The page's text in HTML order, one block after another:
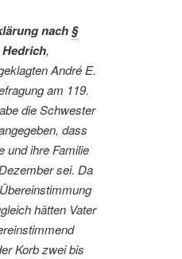
nach§
Hedrich,
André E.
am 119.
die Schwester
dass
und ihre Familie
sei. Da
hätten Vater
Korb zwei bis